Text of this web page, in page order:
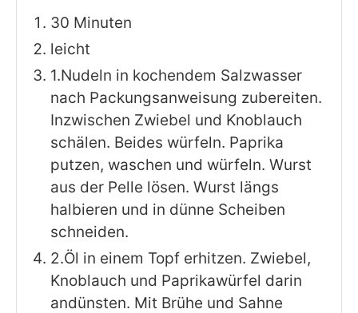
30 Minuten
leicht
1.Nudeln in kochendem Salzwasser
nach Packungsanweisung zubereiten.
Inzwischen Zwiebel und Knoblauch
schälen. Beides würfeln. Paprika
putzen, waschen und würfeln. Wurst
aus der Pelle lösen. Wurst längs
halbieren und in dünne Scheiben
schneiden.
2.Öl in einem Topf erhitzen. Zwiebel,
Knoblauch und Paprikawürfel darin
andünsten. Mit Brühe und Sahne